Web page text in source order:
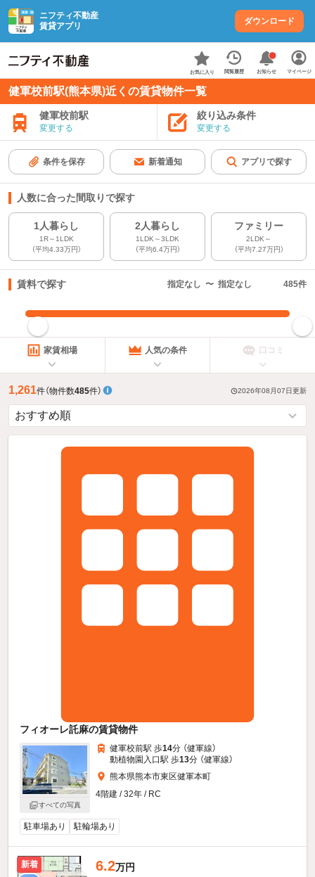
ニフティ不動産
賃貸アプリ
ダウンロード
お気に入り 閲覧履歴 お知らせ マイページ
健軍校前駅(熊本県)近くの賃貸物件一覧
健軍校前駅
変更する
絞り込み条件
変更する
条件を保存 新着通知 アプリで探す
人数に合った間取りで探す
1人暮らし
1R～1LDK
（平均4.33万円）
2人暮らし
1LDK～3LDK
（平均6.4万円）
ファミリー
2LDK～
（平均7.27万円）
賃料で探す 指定なし 〜 指定なし 485件
指定した賃料で絞り込む
家賃相場 人気の条件 口コミ
1,261件（物件数485件） 2026年08月07日更新
フィオーレ託麻の賃貸物件
すべての写真
健軍校前駅 歩14分 （健軍線）
動植物園入口駅 歩13分 （健軍線）
熊本県熊本市東区健軍本町
4階建 / 32年 / RC
駐車場あり 駐輪場あり
新着 6.2万円